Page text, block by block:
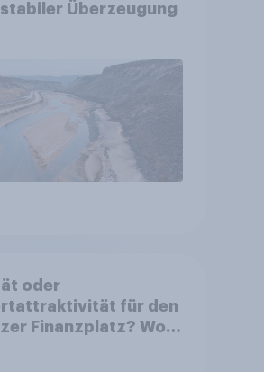
Überzeugung
oder
für den
Finanzplatz? Wo